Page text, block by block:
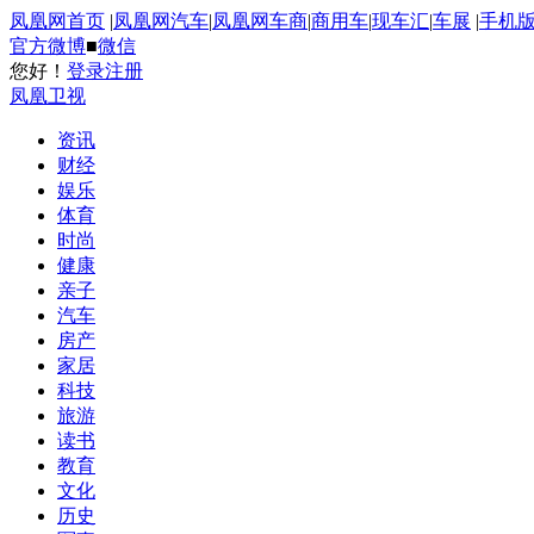
凤凰网首页 |凤凰网汽车|凤凰网车商|商用车|现车汇|车展 |手机版
官方微博■微信
您好！ 登录注册
凤凰卫视
资讯
财经
娱乐
体育
时尚
健康
亲子
汽车
房产
家居
科技
旅游
读书
教育
文化
历史